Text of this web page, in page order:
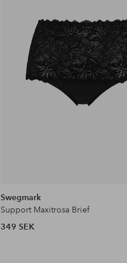
Swegmark
Support Maxitrosa Brief
349 SEK